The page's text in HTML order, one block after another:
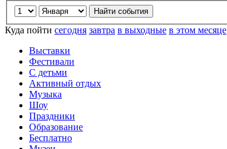
Куда пойти сегодня завтра в выходные в этом месяце
Выставки
Фестивали
С детьми
Активный отдых
Музыка
Шоу
Праздники
Образование
Бесплатно